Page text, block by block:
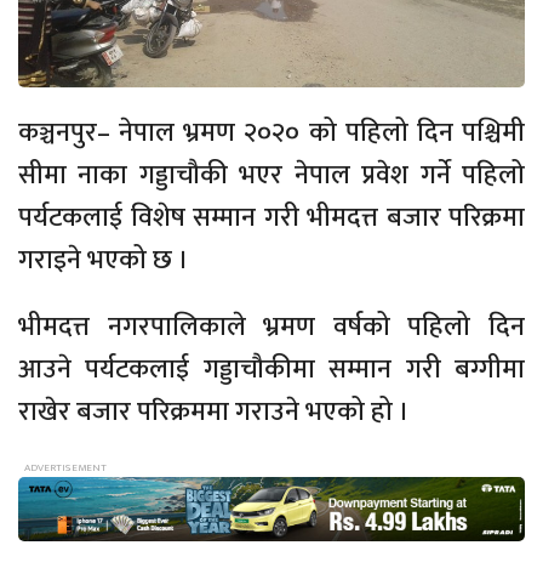
कञ्चनपुर– नेपाल भ्रमण २०२० को पहिलो दिन पश्चिमी
सीमा नाका गड्डाचौकी भएर नेपाल प्रवेश गर्ने पहिलो
पर्यटकलाई विशेष सम्मान गरी भीमदत्त बजार परिक्रमा
गराइने भएको छ ।
भीमदत्त नगरपालिकाले भ्रमण वर्षको पहिलो दिन
आउने पर्यटकलाई गड्डाचौकीमा सम्मान गरी बग्गीमा
राखेर बजार परिक्रममा गराउने भएको हो ।